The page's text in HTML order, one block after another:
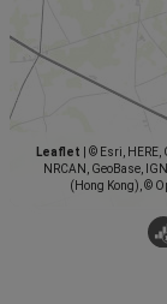
Leaflet
© Esri, HERE,
NRCAN, GeoBase,
(Hong Kong), ©